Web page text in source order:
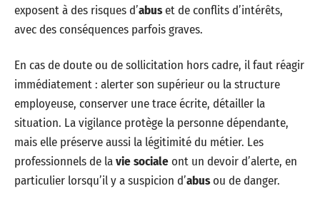
exposent à des risques d’abuset de conflits d’intérêts,
avec des conséquences parfois graves.
En cas de doute ou de sollicitation hors cadre, il faut réagir
immédiatement : alerter son supérieur ou la structure
employeuse, conserver une trace écrite, détailler la
situation. La vigilance protège la personne dépendante,
mais elle préserve aussi la légitimité du métier. Les
professionnels de lavie socialeont un devoir d’alerte, en
particulier lorsqu’il y a suspicion d’abusou de danger.